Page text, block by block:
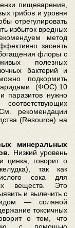
пищеварения,
грибов и уровня
отрегулировать
избыток вредных
метод
засеять
флоры с
полезных
бактерий и
подкормить
(ФОС).10
паразитов нужно
рекомендации
(Resource) на
минеральных
Низкий уровень
цинка, говорит о
так как
сока для
веществ. Это
и вылечить с
— соляной
токсичных
о том, что